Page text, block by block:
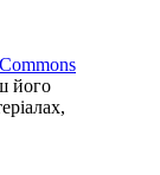
його